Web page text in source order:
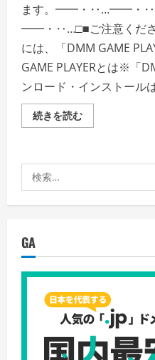
ます。━━・‥…━━
━━・‥…□■ご注意くださ
には、「DMM GAME
GAME PLAYERとは※「
ンロード・インストール
続きを読むタ
ワ
ア
ヴ
ァ
を
覧
だ
さ
い
索:
GA